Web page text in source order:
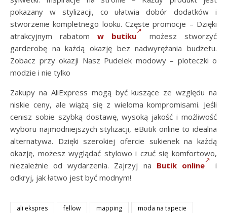
pokazany w stylizacji, co ułatwia dobór dodatków i
stworzenie kompletnego looku. Częste promocje – Dzięki
atrakcyjnym rabatom w butiku
możesz stworzyć
garderobę na każdą okazję bez nadwyrężania budżetu.
Zobacz przy okazji Nasz Pudelek modowy – ploteczki o
modzie i nie tylko
Zakupy na AliExpress mogą być kuszące ze względu na
niskie ceny, ale wiążą się z wieloma kompromisami. Jeśli
cenisz sobie szybką dostawę, wysoką jakość i możliwość
wyboru najmodniejszych stylizacji, eButik online to idealna
alternatywa. Dzięki szerokiej ofercie sukienek na każdą
okazję, możesz wyglądać stylowo i czuć się komfortowo,
niezależnie od wydarzenia. Zajrzyj na Butik online
i
odkryj, jak łatwo jest być modnym!
ali ekspres fellow mapping
moda na tapecie